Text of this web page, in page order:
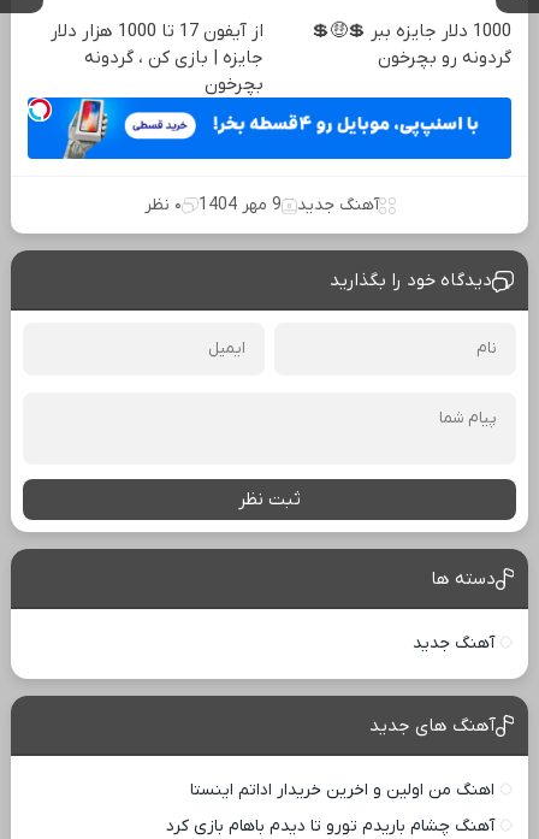
1000 دلار جایزه ببر 💲🤑💲
گردونه رو بچرخون
از آیفون 17 تا 1000 هزار دلار
جایزه | بازی کن ، گردونه
بچرخون
آهنگ جدید 9 مهر 1404 ۰ نظر
دیدگاه خود را بگذارید
ثبت نظر
دسته ها
آهنگ جدید
آهنگ های جدید
اهنگ من اولین و اخرین خریدار اداتم اینستا
آهنگ چشام باریدم تورو تا دیدم باهام بازی کرد